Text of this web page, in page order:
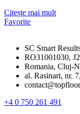
Citește mai mult
Favorite
SC Smart
RO31001030,
Romania, Cluj-
al. Rasinari, nr.
+4 0 750 261 491